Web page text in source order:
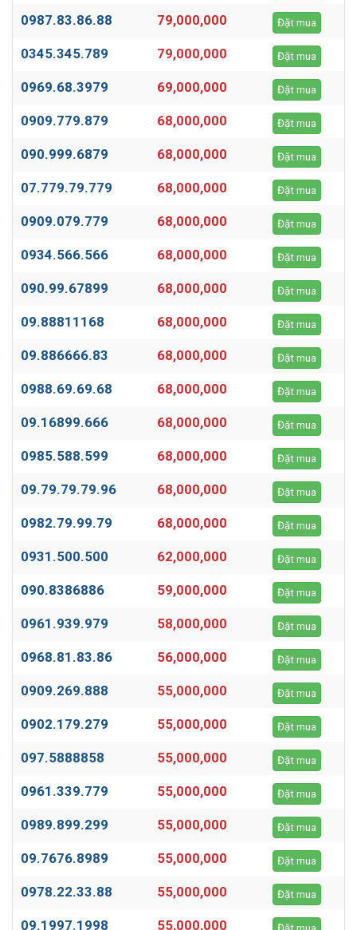
0987.83.86.88 79,000,000 Đặt mua
0345.345.789 79,000,000 Đặt mua
0969.68.3979 69,000,000 Đặt mua
0909.779.879 68,000,000 Đặt mua
090.999.6879 68,000,000 Đặt mua
07.779.79.779 68,000,000 Đặt mua
0909.079.779 68,000,000 Đặt mua
0934.566.566 68,000,000 Đặt mua
090.99.67899 68,000,000 Đặt mua
09.88811168 68,000,000 Đặt mua
09.886666.83 68,000,000 Đặt mua
0988.69.69.68 68,000,000 Đặt mua
09.16899.666 68,000,000 Đặt mua
0985.588.599 68,000,000 Đặt mua
09.79.79.79.96 68,000,000 Đặt mua
0982.79.99.79 68,000,000 Đặt mua
0931.500.500 62,000,000 Đặt mua
090.8386886 59,000,000 Đặt mua
0961.939.979 58,000,000 Đặt mua
0968.81.83.86 56,000,000 Đặt mua
0909.269.888 55,000,000 Đặt mua
0902.179.279 55,000,000 Đặt mua
097.5888858 55,000,000 Đặt mua
0961.339.779 55,000,000 Đặt mua
0989.899.299 55,000,000 Đặt mua
09.7676.8989 55,000,000 Đặt mua
0978.22.33.88 55,000,000 Đặt mua
09.1997.1998 55,000,000